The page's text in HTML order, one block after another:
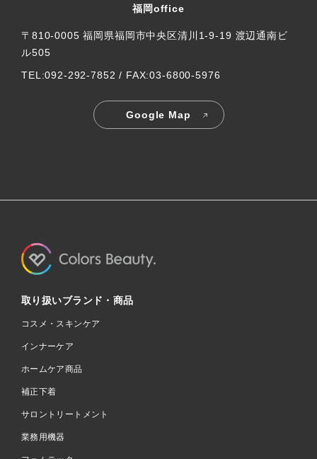
福岡office
〒810-0005 福岡県福岡市中央区清川1-9-19 渡辺通南ビ
ル505
TEL:092-292-7852 / FAX:03-6800-5976
Google Map
取り扱いブランド・商品
コスメ・スキンケア
インナーケア
ホームケア商品
補正下着
サロントリートメント
業務用機器